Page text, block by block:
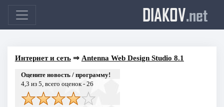
DIAKOV.net
Интернет и сеть⇒ Antenna Web Design Studio 8.1
Оцените новость / программу!
4,3 из 5, всего оценок - 26